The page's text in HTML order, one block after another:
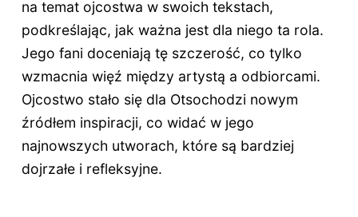
na temat ojcostwa w swoich tekstach,
podkreślając, jak ważna jest dla niego ta rola.
Jego fani doceniają tę szczerość, co tylko
wzmacnia więź między artystą a odbiorcami.
Ojcostwo stało się dla Otsochodzi nowym
źródłem inspiracji, co widać w jego
najnowszych utworach, które są bardziej
dojrzałe i refleksyjne.